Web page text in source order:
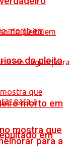
morto em
em
do pleito
mostra que
para a